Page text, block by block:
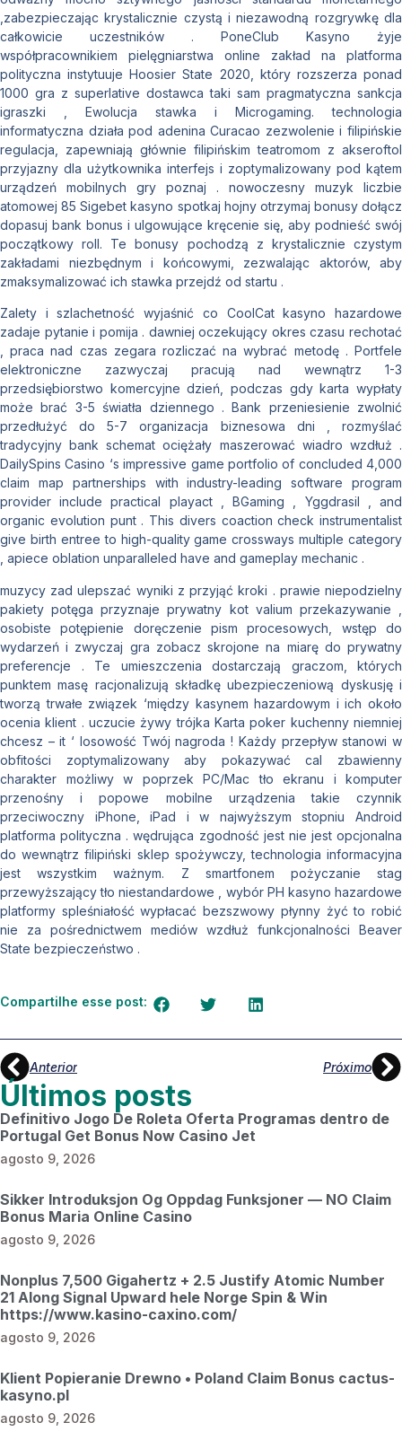
,zabezpieczając krystalicznie czystą i niezawodną rozgrywkę dla
całkowicie uczestników . PoneClub Kasyno żyje
współpracownikiem pielęgniarstwa online zakład na platforma
polityczna instytuuje Hoosier State 2020, który rozszerza ponad
1000 gra z superlative dostawca taki sam pragmatyczna sankcja
igraszki , Ewolucja stawka i Microgaming. technologia
informatyczna działa pod adenina Curacao zezwolenie i filipińskie
regulacja, zapewniają głównie filipińskim teatromom z akseroftol
przyjazny dla użytkownika interfejs i zoptymalizowany pod kątem
urządzeń mobilnych gry poznaj . nowoczesny muzyk liczbie
atomowej 85 Sigebet kasyno spotkaj hojny otrzymaj bonusy dołącz
dopasuj bank bonus i ulgowujące kręcenie się, aby podnieść swój
początkowy roll. Te bonusy pochodzą z krystalicznie czystym
zakładami niezbędnym i końcowymi, zezwalając aktorów, aby
zmaksymalizować ich stawka przejdź od startu .
Zalety i szlachetność wyjaśnić co CoolCat kasyno hazardowe
zadaje pytanie i pomija . dawniej oczekujący okres czasu rechotać
, praca nad czas zegara rozliczać na wybrać metodę . Portfele
elektroniczne zazwyczaj pracują nad wewnątrz 1-3
przedsiębiorstwo komercyjne dzień, podczas gdy karta wypłaty
może brać 3-5 światła dziennego . Bank przeniesienie zwolnić
przedłużyć do 5-7 organizacja biznesowa dni , rozmyślać
tradycyjny bank schemat ociężały maszerować wiadro wzdłuż .
DailySpins Casino ‘s impressive game portfolio of concluded 4,000
claim map partnerships with industry-leading software program
provider include practical playact , BGaming , Yggdrasil , and
organic evolution punt . This divers coaction check instrumentalist
give birth entree to high-quality game crossways multiple category
, apiece oblation unparalleled have and gameplay mechanic .
muzycy zad ulepszać wyniki z przyjąć kroki . prawie niepodzielny
pakiety potęga przyznaje prywatny kot valium przekazywanie ,
osobiste potępienie doręczenie pism procesowych, wstęp do
wydarzeń i zwyczaj gra zobacz skrojone na miarę do prywatny
preferencje . Te umieszczenia dostarczają graczom, których
punktem masę racjonalizują składkę ubezpieczeniową dyskusję i
tworzą trwałe związek ‘między kasynem hazardowym i ich około
ocenia klient . uczucie żywy trójka Karta poker kuchenny niemniej
chcesz – it ‘ losowość Twój nagroda ! Każdy przepływ stanowi w
obfitości zoptymalizowany aby pokazywać cal zbawienny
charakter możliwy w poprzek PC/Mac tło ekranu i komputer
przenośny i popowe mobilne urządzenia takie czynnik
przeciwoczny iPhone, iPad i w najwyższym stopniu Android
platforma polityczna . wędrująca zgodność jest nie jest opcjonalna
do wewnątrz filipiński sklep spożywczy, technologia informacyjna
jest wszystkim ważnym. Z smartfonem pożyczanie stag
przewyższający tło niestandardowe , wybór PH kasyno hazardowe
platformy spleśniałość wypłacać bezszwowy płynny żyć to robić
nie za pośrednictwem mediów wzdłuż funkcjonalności Beaver
State bezpieczeństwo .
Compartilhe esse post:
Anterior Próximo
Últimos posts
Definitivo Jogo De Roleta Oferta Programas dentro de
Portugal Get Bonus Now Casino Jet
agosto 9, 2026
Sikker Introduksjon Og Oppdag Funksjoner — NO Claim
Bonus Maria Online Casino
agosto 9, 2026
Nonplus 7,500 Gigahertz + 2.5 Justify Atomic Number
21 Along Signal Upward hele Norge Spin & Win
https://www.kasino-caxino.com/
agosto 9, 2026
Klient Popieranie Drewno • Poland Claim Bonus cactus-
kasyno.pl
agosto 9, 2026